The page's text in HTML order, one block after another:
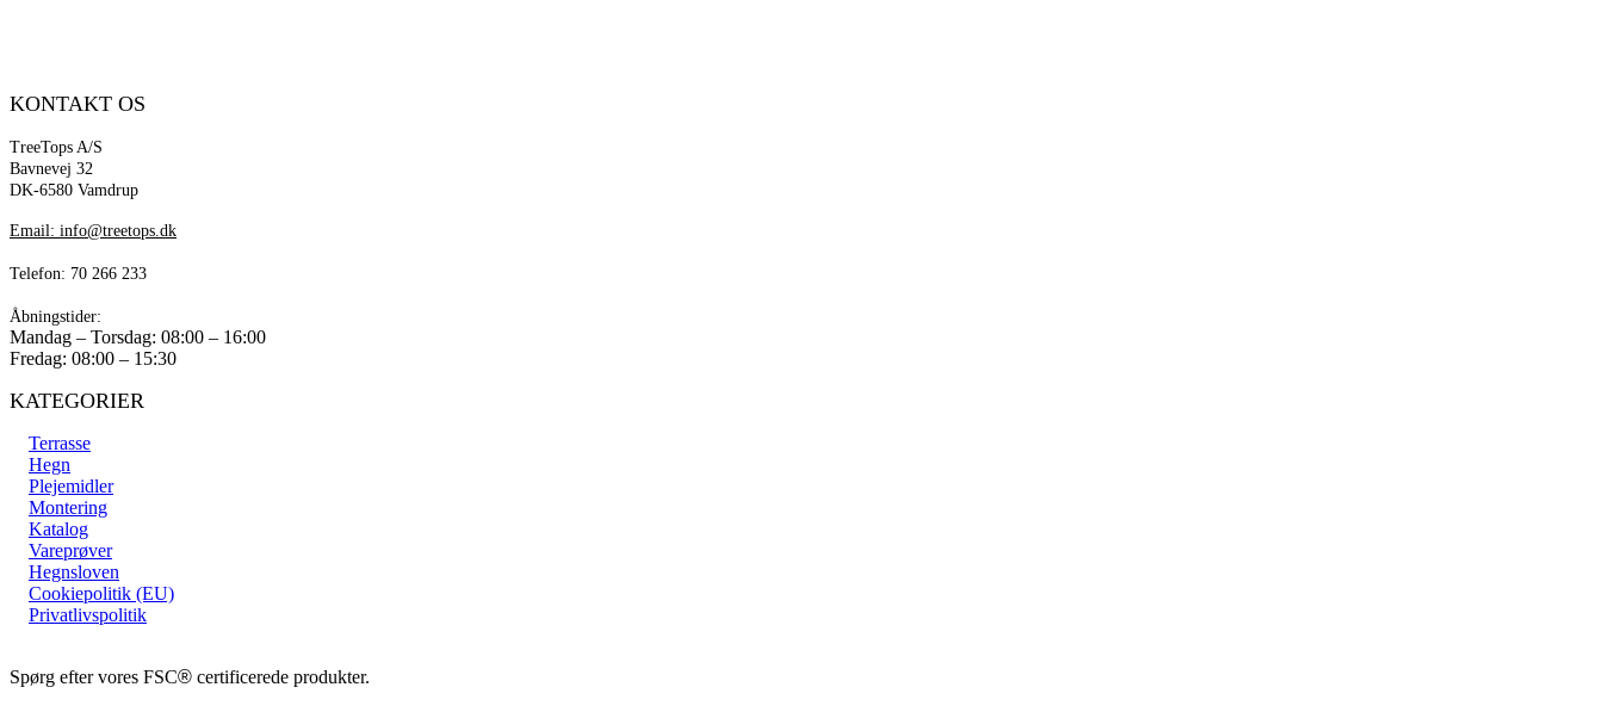
KONTAKT OS
TreeTops A/S
Bavnevej 32
DK-6580 Vamdrup
Email: info@treetops.dk
Telefon: 70 266 233
Åbningstider:
Mandag – Torsdag: 08:00 – 16:00
Fredag: 08:00 – 15:30
KATEGORIER
Terrasse
Hegn
Plejemidler
Montering
Katalog
Vareprøver
Hegnsloven
Cookiepolitik (EU)
Privatlivspolitik
Spørg efter vores FSC® certificerede produkter.